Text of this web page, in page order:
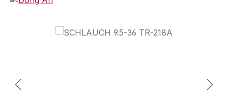
Bildergalerie überspringen